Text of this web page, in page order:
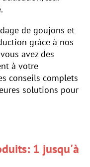
de goujons et
grâce à nos
avez des
à votre
conseils complets
solutions pour
1 jusqu'à